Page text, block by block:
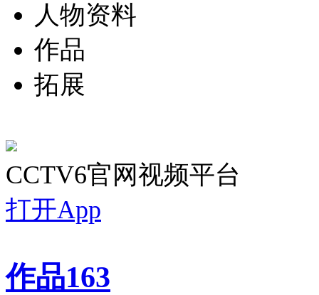
人物资料
作品
拓展
CCTV6官网视频平台
打开App
作品163